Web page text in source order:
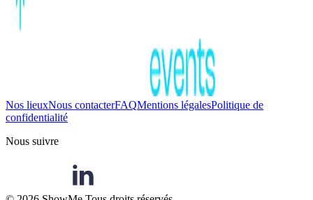
Nos lieuxNous contacterFAQMentions légalesPolitique de
confidentialité
Nous suivre